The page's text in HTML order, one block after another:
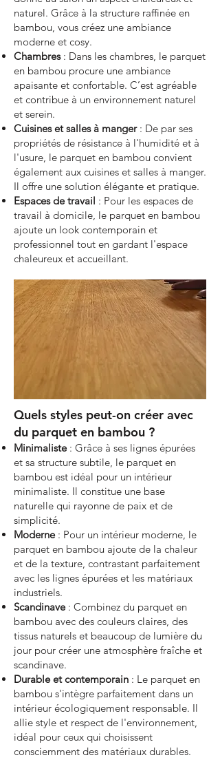
naturel. Grâce à la structure raffinée en
bambou, vous créez une ambiance
moderne et cosy.
Chambres: Dans les chambres, le parquet
en bambou procure une ambiance
apaisante et confortable. C’est agréable
et contribue à un environnement naturel
et serein.
Cuisines et salles à manger: De par ses
propriétés de résistance à l'humidité et à
l'usure, le parquet en bambou convient
également aux cuisines et salles à manger.
Il offre une solution élégante et pratique.
Espaces de travail : Pour les espaces de
travail à domicile, le parquet en bambou
ajoute un look contemporain et
professionnel tout en gardant l'espace
chaleureux et accueillant.
Quels styles peut-on créer avec
du parquet en bambou ?
Minimaliste: Grâce à ses lignes épurées
et sa structure subtile, le parquet en
bambou est idéal pour un intérieur
minimaliste. Il constitue une base
naturelle qui rayonne de paix et de
simplicité.
Moderne: Pour un intérieur moderne, le
parquet en bambou ajoute de la chaleur
et de la texture, contrastant parfaitement
avec les lignes épurées et les matériaux
industriels.
Scandinave: Combinez du parquet en
bambou avec des couleurs claires, des
tissus naturels et beaucoup de lumière du
jour pour créer une atmosphère fraîche et
scandinave.
Durable et contemporain : Le parquet en
bambou s'intègre parfaitement dans un
intérieur écologiquement responsable. Il
allie style et respect de l'environnement,
idéal pour ceux qui choisissent
consciemment des matériaux durables.